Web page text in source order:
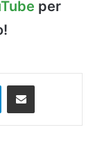
per
TelegramCondividi via Email